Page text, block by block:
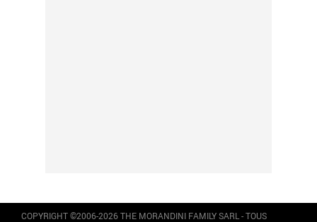
COPYRIGHT ©2006-2026 THE MORANDINI FAMILY SARL - TOUS